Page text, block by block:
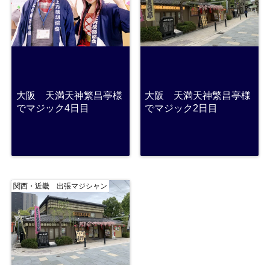
大阪 天満天神繁昌亭様
でマジック4日目
大阪 天満天神繁昌亭様
でマジック2日目
関西・近畿 出張マジシャン